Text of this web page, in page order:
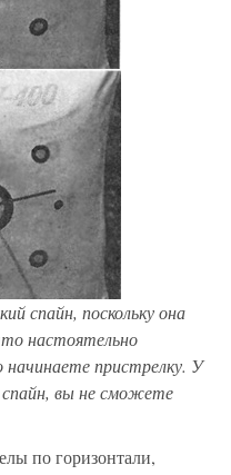
спайн, поскольку она
настоятельно
начинаете пристрелку. У
вы не сможете
по горизонтали,